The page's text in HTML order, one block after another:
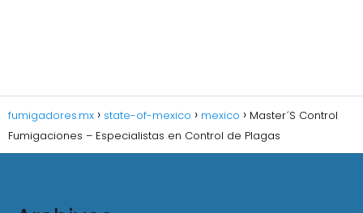
fumigadores.mx state-of-mexico mexico
Master´S Control
Fumigaciones – Especialistas en Control de Plagas